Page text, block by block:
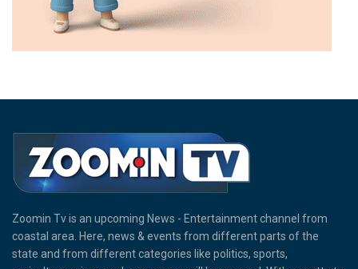
Zoomin Tv is an upcoming News - Entertainment channel from
coastal area. Here, news & events from different parts of the
state and from different categories like politics, sports,